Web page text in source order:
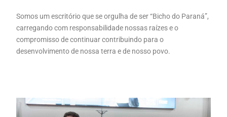
Somos um escritório que se orgulha de ser “Bicho do Paraná”,
carregando com responsabilidade nossas raízes e o
compromisso de continuar contribuindo para o
desenvolvimento de nossa terra e de nosso povo.